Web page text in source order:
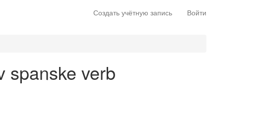
Создать учётную запись Войти
spanske verb